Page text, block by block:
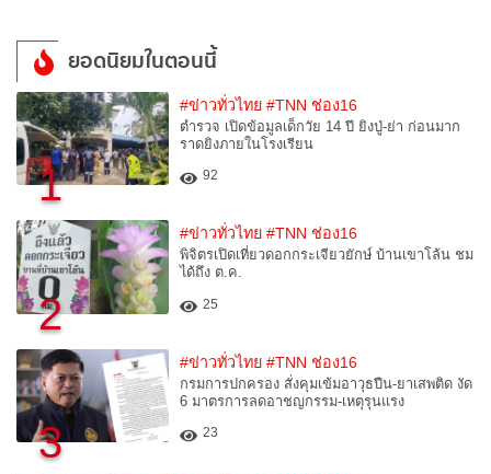
ยอดนิยมในตอนนี้
1
#ข่าวทั่วไทย #TNN ช่อง16
ตำรวจ เปิดข้อมูลเด็กวัย 14 ปี ยิงปู่-ย่า ก่อนมาก
ราดยิงภายในโรงเรียน
92
2
#ข่าวทั่วไทย #TNN ช่อง16
พิจิตรเปิดเที่ยวดอกกระเจียวยักษ์ บ้านเขาโล้น ชม
ได้ถึง ต.ค.
25
3
#ข่าวทั่วไทย #TNN ช่อง16
กรมการปกครอง สั่งคุมเข้มอาวุธปืน-ยาเสพติด งัด
6 มาตรการลดอาชญกรรม-เหตุรุนแรง
23